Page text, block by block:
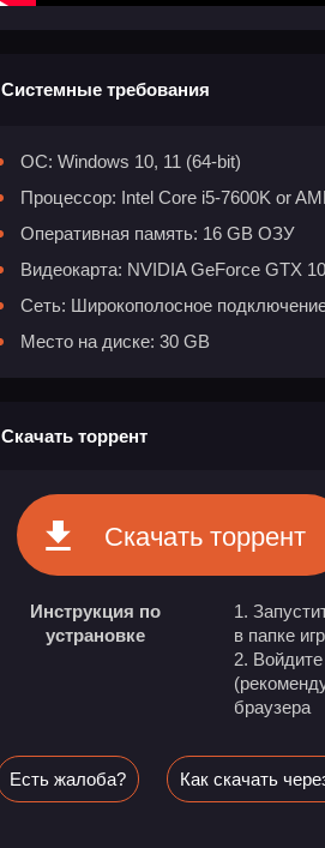
Системные требования
ОС: Windows 10, 11 (64-bit)
Процессор: Intel Core i5-7600K or
Оперативная память: 16 GB ОЗУ
Видеокарта: NVIDIA GeForce GTX
Сеть: Широкополосное
Место на диске: 30 GB
Скачать торрент
Скачать торрент
Инструкция по
устрановке
1.
в папке
2.
браузера
Есть жалоба? Как скачать